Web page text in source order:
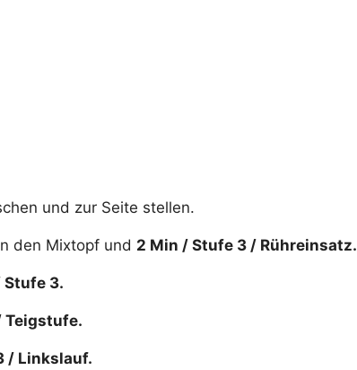
und zur Seite stellen.
den Mixtopf und 2 Min / Stufe 3 / Rühreinsatz.
Stufe 3.
Teigstufe.
/ Linkslauf.